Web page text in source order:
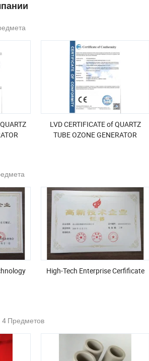
LVD CERTIFICATE of QUARTZ
TUBE OZONE GENERATOR
High-Tech Enterprise Cerfificate
4 Предметов